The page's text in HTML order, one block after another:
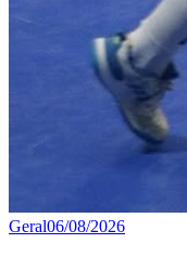
Geral06/08/2026